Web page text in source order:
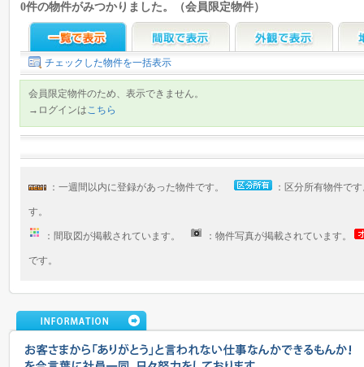
0件の物件がみつかりました。（会員限定物件）
チェックした物件を一括表示
会員限定物件のため、表示できません。
→ログインはこちら
：一週間以内に登録があった物件です。 ：区分所有物件で
す。
：間取図が掲載されています。 ：物件写真が掲載されています。
です。